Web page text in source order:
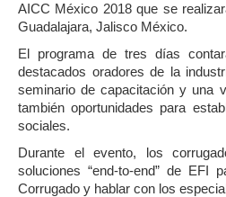
AICC México 2018 que se
Guadalajara, Jalisco México.
El programa de tres días
destacados oradores de la
seminario de capacitación y una
también oportunidades para
sociales.
Durante el evento, los
soluciones “end-to-end” de EFI
Corrugado y hablar con los